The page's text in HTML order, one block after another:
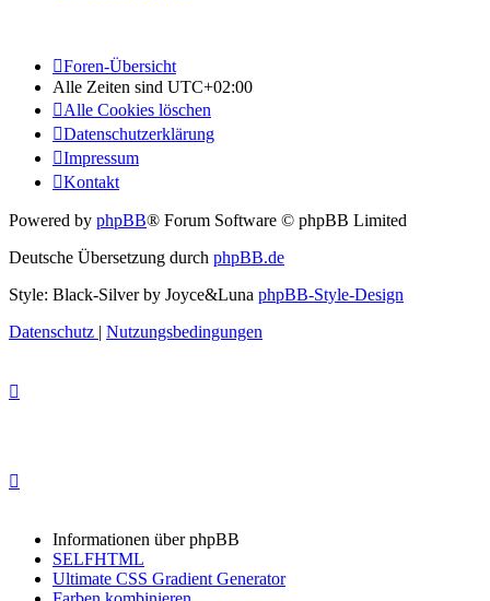
Foren-Übersicht
Alle Zeiten sind UTC+02:00
Alle Cookies löschen
Datenschutzerklärung
Impressum
Kontakt
Powered by phpBB® Forum Software © phpBB Limited
Deutsche Übersetzung durch phpBB.de
Style: Black-Silver by Joyce&Luna phpBB-Style-Design
Datenschutz | Nutzungsbedingungen
Informationen über phpBB
SELFHTML
Ultimate CSS Gradient Generator